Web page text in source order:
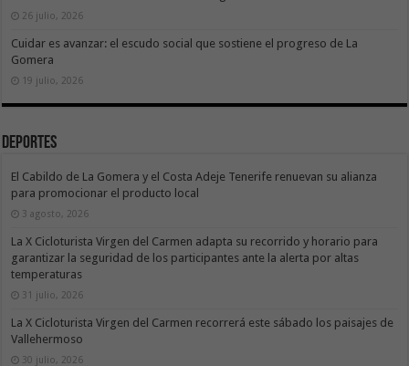
26 julio, 2026
Cuidar es avanzar: el escudo social que sostiene el progreso de La
Gomera
19 julio, 2026
Deportes
El Cabildo de La Gomera y el Costa Adeje Tenerife renuevan su alianza
para promocionar el producto local
3 agosto, 2026
La X Cicloturista Virgen del Carmen adapta su recorrido y horario para
garantizar la seguridad de los participantes ante la alerta por altas
temperaturas
31 julio, 2026
La X Cicloturista Virgen del Carmen recorrerá este sábado los paisajes de
Vallehermoso
30 julio, 2026